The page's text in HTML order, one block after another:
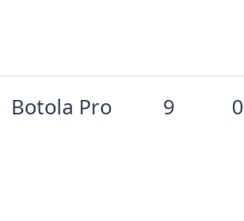
Botola Pro 9 0